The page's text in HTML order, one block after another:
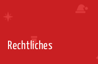
Rechtliches